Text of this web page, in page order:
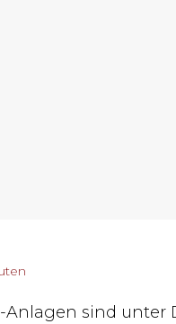
sind unter